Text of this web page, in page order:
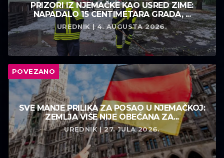
PRIZORI IZ NJEMAČKE KAO USRED ZIME:
NAPADALO 15 CENTIMETARA GRADA, ...
UREDNIK | 4. AUGUSTA 2026.
POVEZANO
SVE MANJE PRILIKA ZA POSAO U NJEMAČKOJ:
ZEMLJA VIŠE NIJE OBEĆANA ZA...
UREDNIK | 27. JULA 2026.